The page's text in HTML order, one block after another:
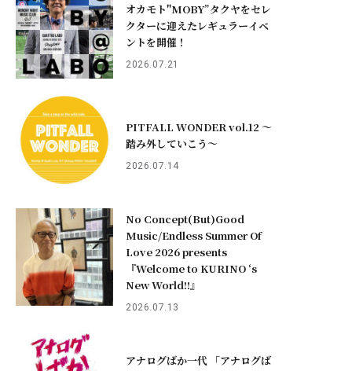
オカモト"MOBY”タクヤをセレ
クターに迎えたレギュラーイベ
ントを開催！
2026.07.21
PITFALL WONDER vol.12 ～
踏み外していこう〜
2026.07.14
No Concept(But)Good
Music/Endless Summer Of
Love 2026 presents
『Welcome to KURINO ‘s
New World!!』
2026.07.13
アナログばか一代 「アナログば